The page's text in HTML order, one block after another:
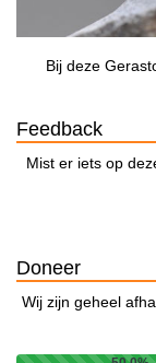
Bij deze
Feedback
Mist er iets op
Doneer
Wij zijn geheel